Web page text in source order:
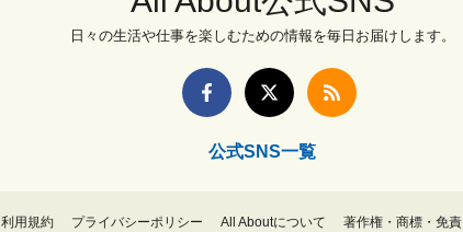
日々の生活や仕事を楽しむための情報を毎日お届けします。
公式SNS一覧
利用規約 プライバシーポリシー All Aboutについて 著作権・商標・免責